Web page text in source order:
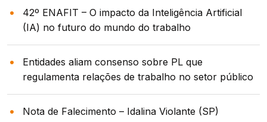
42º ENAFIT – O impacto da Inteligência Artificial
(IA) no futuro do mundo do trabalho
Entidades aliam consenso sobre PL que
regulamenta relações de trabalho no setor público
Nota de Falecimento – Idalina Violante (SP)